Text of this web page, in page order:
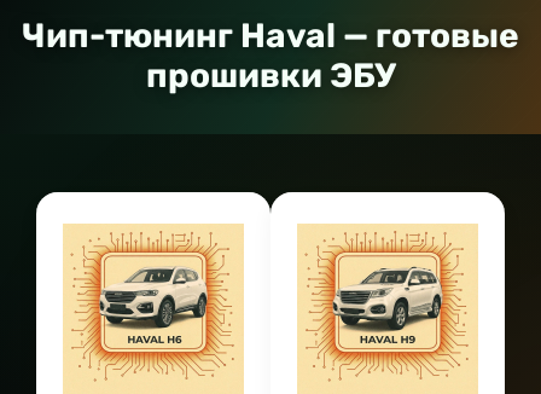
Чип-тюнинг Haval — готовые
прошивки ЭБУ